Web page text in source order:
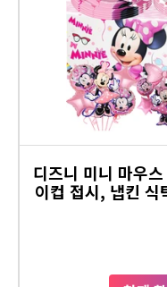
디즈니 미니 마우
이컵 접시, 냅킨 식